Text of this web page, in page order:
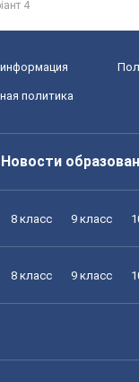
4
политика
Новости
8 класс 9 класс
8 класс 9 класс